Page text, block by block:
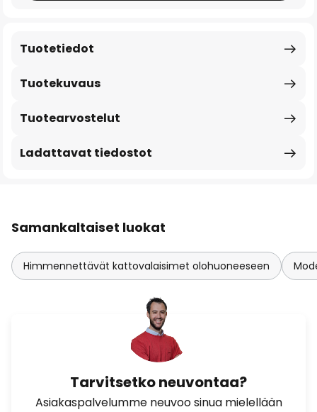
Tuotekuvaus
Tuotetiedot
Tuotearvostelut
Ladattavat tiedostot
Samankaltaiset luokat
Himmennettävät kattovalaisimet olohuoneeseen
Tarvitsetko neuvontaa?
Asiakaspalvelumme neuvoo sinua mielellään